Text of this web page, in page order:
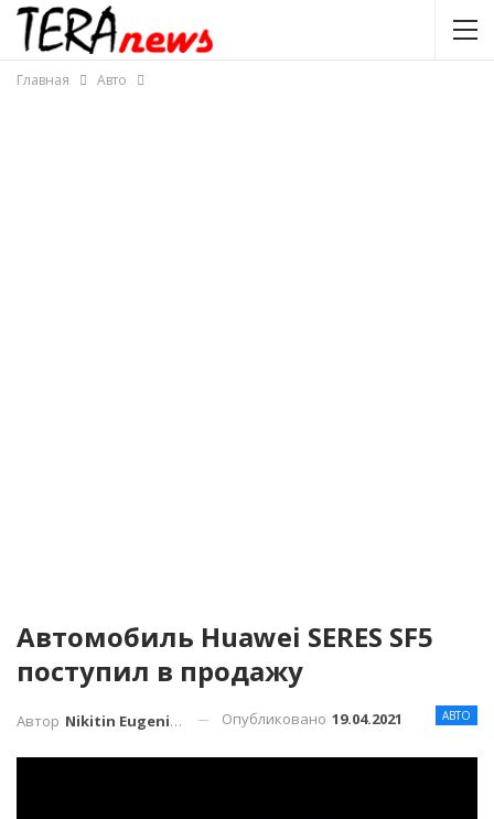
Главная Авто
Автомобиль Huawei SERES SF5
поступил в продажу
АВТО
Автор Nikitin Eugenius Опубликовано 19.04.2021